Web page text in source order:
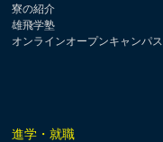
寮の紹介
雄飛学塾
オンラインオープンキャンパス
進学・就職